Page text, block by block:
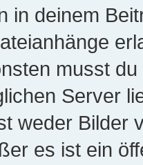
in deinem
musst
Server
weder Bilder
es ist ein